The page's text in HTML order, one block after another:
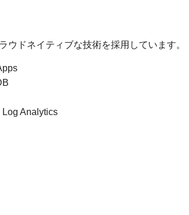
ウドネイティブな技術を採用しています。
Log Analytics